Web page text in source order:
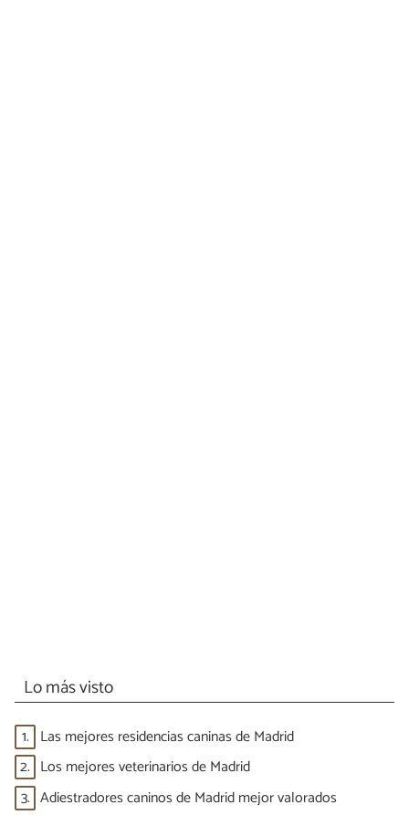
Lo más visto
1. Las mejores residencias caninas de Madrid
2. Los mejores veterinarios de Madrid
3. Adiestradores caninos de Madrid mejor valorados